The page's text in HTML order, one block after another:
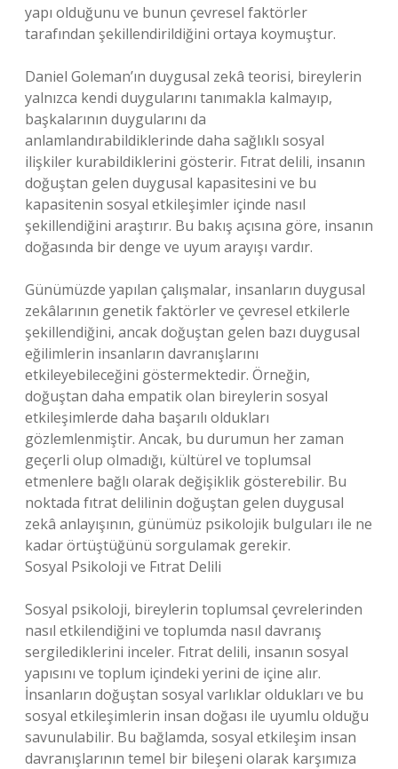
yapı olduğunu ve bunun çevresel faktörler
tarafından şekillendirildiğini ortaya koymuştur.
Daniel Goleman’ın duygusal zekâ teorisi, bireylerin
yalnızca kendi duygularını tanımakla kalmayıp,
başkalarının duygularını da
anlamlandırabildiklerinde daha sağlıklı sosyal
ilişkiler kurabildiklerini gösterir. Fıtrat delili, insanın
doğuştan gelen duygusal kapasitesini ve bu
kapasitenin sosyal etkileşimler içinde nasıl
şekillendiğini araştırır. Bu bakış açısına göre, insanın
doğasında bir denge ve uyum arayışı vardır.
Günümüzde yapılan çalışmalar, insanların duygusal
zekâlarının genetik faktörler ve çevresel etkilerle
şekillendiğini, ancak doğuştan gelen bazı duygusal
eğilimlerin insanların davranışlarını
etkileyebileceğini göstermektedir. Örneğin,
doğuştan daha empatik olan bireylerin sosyal
etkileşimlerde daha başarılı oldukları
gözlemlenmiştir. Ancak, bu durumun her zaman
geçerli olup olmadığı, kültürel ve toplumsal
etmenlere bağlı olarak değişiklik gösterebilir. Bu
noktada fıtrat delilinin doğuştan gelen duygusal
zekâ anlayışının, günümüz psikolojik bulguları ile ne
kadar örtüştüğünü sorgulamak gerekir.
Sosyal Psikoloji ve Fıtrat Delili
Sosyal psikoloji, bireylerin toplumsal çevrelerinden
nasıl etkilendiğini ve toplumda nasıl davranış
sergilediklerini inceler. Fıtrat delili, insanın sosyal
yapısını ve toplum içindeki yerini de içine alır.
İnsanların doğuştan sosyal varlıklar oldukları ve bu
sosyal etkileşimlerin insan doğası ile uyumlu olduğu
savunulabilir. Bu bağlamda, sosyal etkileşim insan
davranışlarının temel bir bileşeni olarak karşımıza